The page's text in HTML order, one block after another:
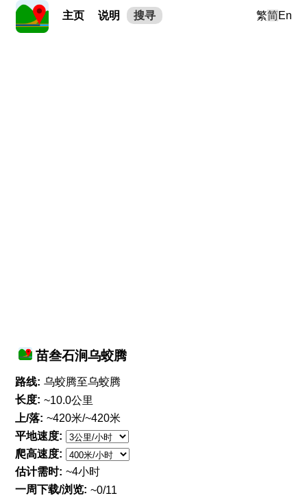
主页 说明 搜寻 繁简En
苗叁石涧乌蛟腾
路线: 乌蛟腾至乌蛟腾
长度: ~10.0公里
上/落: ~420米/~420米
平地速度:
爬高速度:
估计需时: ~4小时
一周下载/浏览: ~0/11